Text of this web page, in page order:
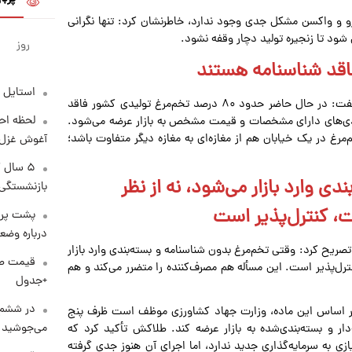
و واکسن مشکل جدی وجود ندارد، خاطرنشان کرد: تنها نگرانی
تا زنجیره تولید دچار وقفه نشود.
طلاکش در ادامه با اشاره به وضعیت بازار و مصرف تخم‌مرغ گفت: در حال حاضر حدود ۸۰ درصد تخم‌مرغ تولیدی کشور فاقد
تنها ۲۰ درصد آن در بسته‌بندی‌های دارای مشخصات و قیمت مشخص به بازار عرضه می‌شود.
یک خیابان هم از مغازه‌ای به مغازه دیگر متفاوت باشد؛
وارد بازار می‌شود، نه از نظر
کنترل‌پذیر است
کرد: وقتی تخم‌مرغ بدون شناسنامه و بسته‌بندی وارد بازار
است. این مسأله هم مصرف‌کننده را متضرر می‌کند و هم
یادآور شد: بر اساس این ماده، وزارت جهاد کشاورزی موظف است ظرف پنج
و بسته‌بندی‌شده به بازار عرضه کند. طلاکش تأکید کرد که
به سرمایه‌گذاری جدید ندارد، اما اجرای آن هنوز جدی گرفته
روز
لحظه
آغوش
۵
پشت
درباره
+جدول
در
می‌جوشید